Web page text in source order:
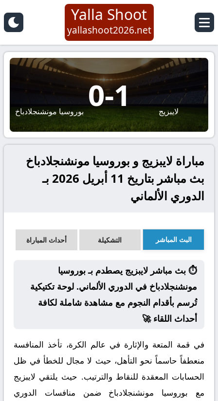
Yalla Shoot
yallashoot2026.net
لايبزيج 1
-
0 بوروسيا مونشنجلادباخ
مباراة لايبزيج و بوروسيا مونشنجلادباخ
بث مباشر بتاريخ 11 أبريل 2026 بـ
الدوري الألماني
البث المباشر التشكيلة أحداث المباراة
⏱️ بث مباشر لايبزيج يصطدم بـ بوروسيا
مونشنجلادباخ في الدوري الألماني. لوحة تكتيكية
تُرسم بأقدام النجوم مع مشاهدة شاملة لكافة
أحداث اللقاء 🚀
في قمة المتعة والإثارة في عالم الكرة، تأخذ المنافسة
منعطفاً حاسماً نحو التأهل، حيث لا مجال للخطأ في ظل
الحسابات المعقدة للنقاط والترتيب. حيث يلتقي لايبزيج
مع بوروسيا مونشنجلادباخ ضمن منافسات الدوري